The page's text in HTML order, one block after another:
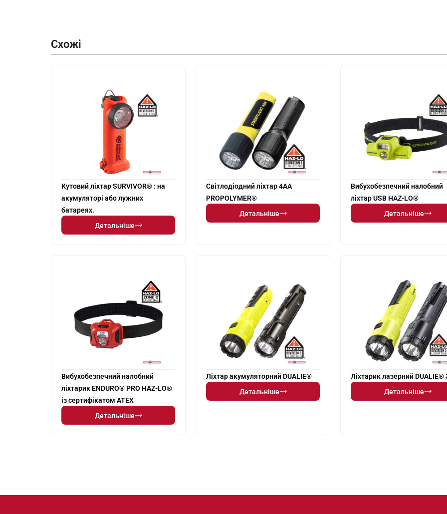
Схожі
Кутовий ліхтар SURVIVOR® : на
акумуляторі або лужних
батареях.
Детальніше
Світлодіодний ліхтар 4AA
PROPOLYMER®
Детальніше
Вибухобезпечний налобний
ліхтар USB HAZ-LO®
Детальніше
Вибухобезпечний налобний
ліхтарик ENDURO® PRO HAZ-LO®
із сертифікатом ATEX
Детальніше
Ліхтар акумуляторний DUALIE®
Детальніше
Ліхтарик лазерний DUALIE®
Детальніше